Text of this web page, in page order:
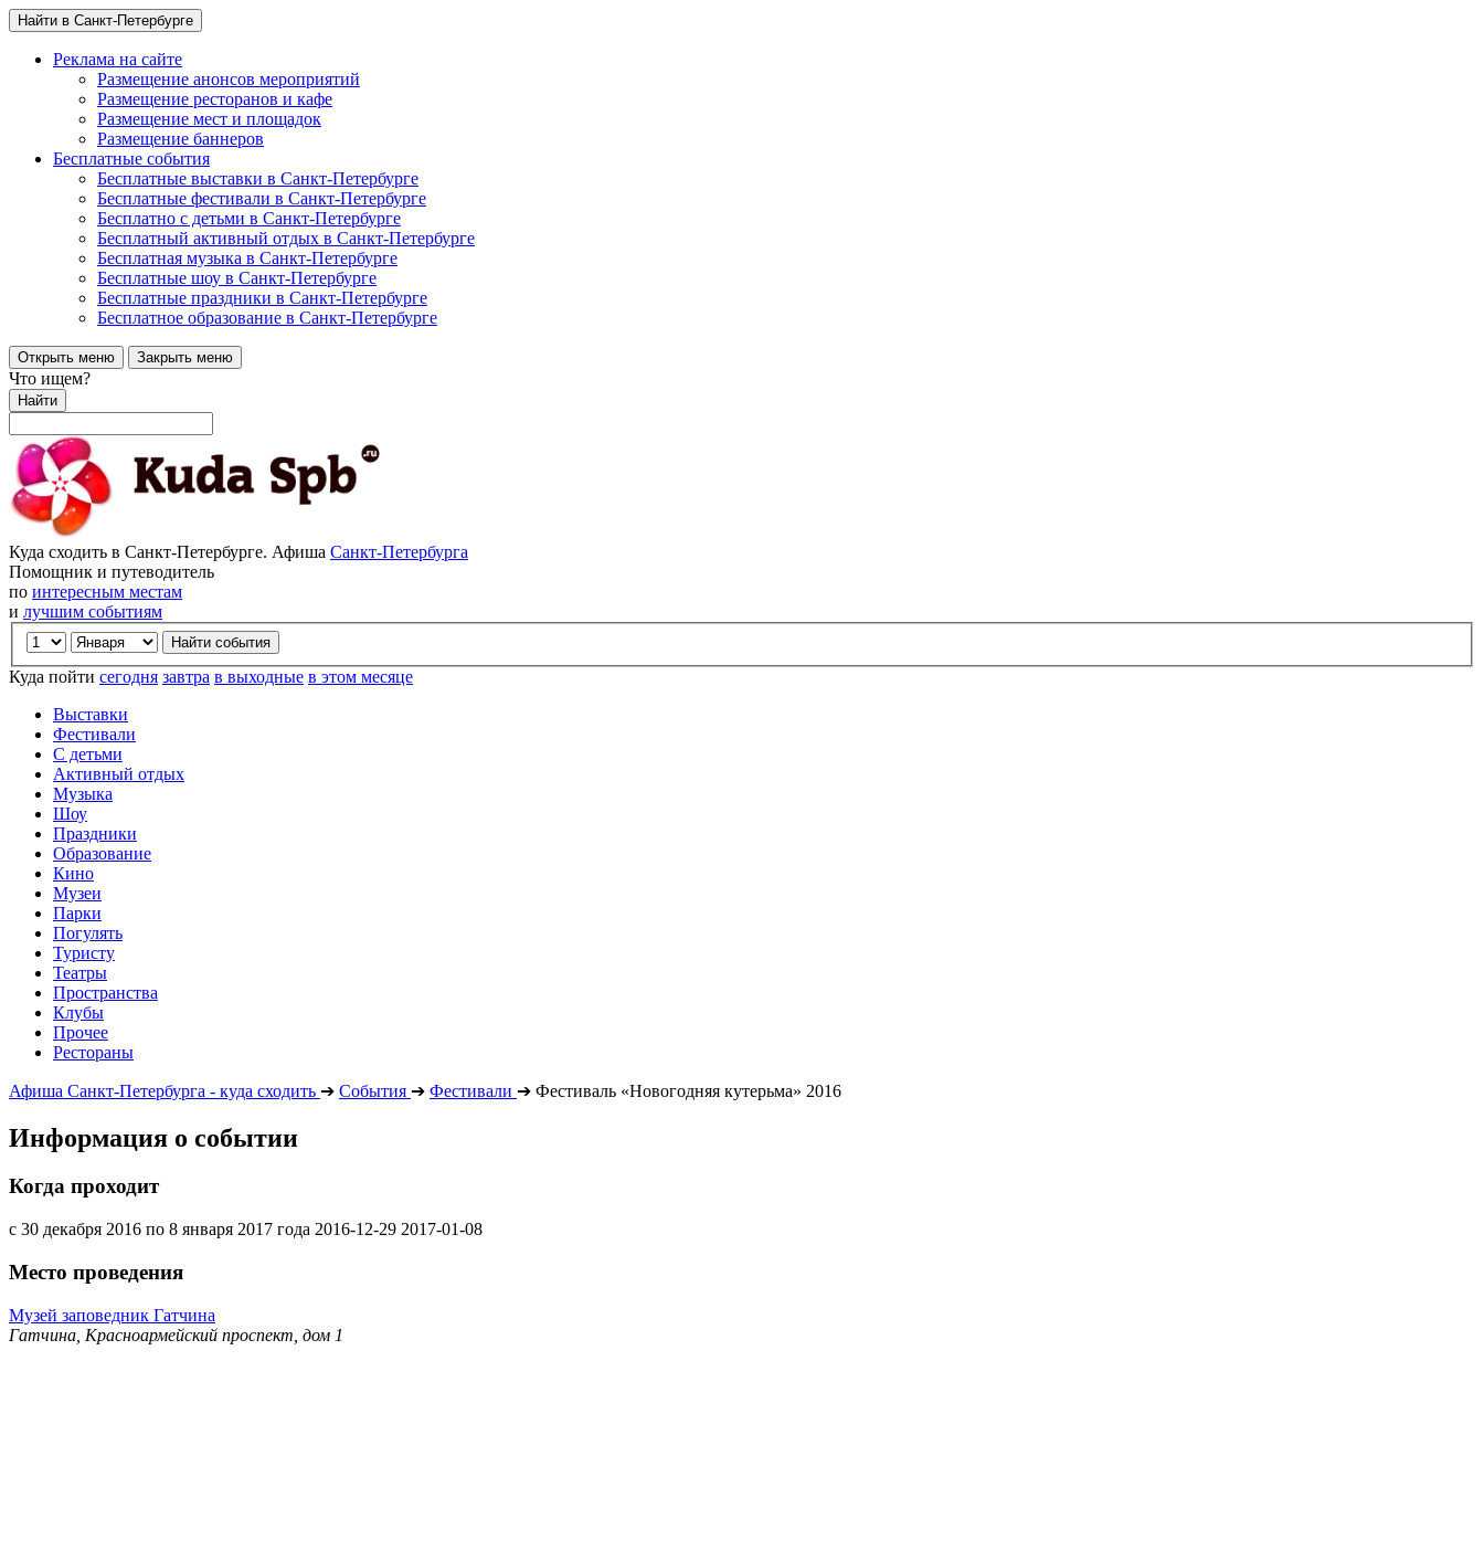
Найти в Санкт-Петербурге
Реклама на сайте
Размещение анонсов мероприятий
Размещение ресторанов и кафе
Размещение мест и площадок
Размещение баннеров
Бесплатные события
Бесплатные выставки в Санкт-Петербурге
Бесплатные фестивали в Санкт-Петербурге
Бесплатно с детьми в Санкт-Петербурге
Бесплатный активный отдых в Санкт-Петербурге
Бесплатная музыка в Санкт-Петербурге
Бесплатные шоу в Санкт-Петербурге
Бесплатные праздники в Санкт-Петербурге
Бесплатное образование в Санкт-Петербурге
Открыть меню Закрыть меню
Что ищем?
Найти
Куда сходить в Санкт-Петербурге. Афиша Санкт-Петербурга
Помощник и путеводитель
по интересным местам
и лучшим событиям
Куда пойти сегодня завтра в выходные в этом месяце
Выставки
Фестивали
С детьми
Активный отдых
Музыка
Шоу
Праздники
Образование
Кино
Музеи
Парки
Погулять
Туристу
Театры
Пространства
Клубы
Прочее
Рестораны
Афиша Санкт-Петербурга - куда сходить ➔ События ➔ Фестивали ➔ Фестиваль «Новогодняя кутерьма» 2016
Информация о событии
Когда проходит
с 30 декабря 2016 по 8 января 2017 года 2016-12-29 2017-01-08
Место проведения
Музей заповедник Гатчина
Гатчина, Красноармейский проспект, дом 1